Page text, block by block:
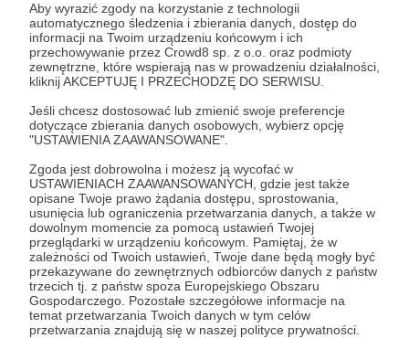
Aby wyrazić zgody na korzystanie z technologii
automatycznego śledzenia i zbierania danych, dostęp do
informacji na Twoim urządzeniu końcowym i ich
przechowywanie przez Crowd8 sp. z o.o. oraz podmioty
zewnętrzne, które wspierają nas w prowadzeniu działalności,
kliknij AKCEPTUJĘ I PRZECHODZĘ DO SERWISU.
Jeśli chcesz dostosować lub zmienić swoje preferencje
dotyczące zbierania danych osobowych, wybierz opcję
"USTAWIENIA ZAAWANSOWANE".
Zgoda jest dobrowolna i możesz ją wycofać w
USTAWIENIACH ZAAWANSOWANYCH, gdzie jest także
opisane Twoje prawo żądania dostępu, sprostowania,
usunięcia lub ograniczenia przetwarzania danych, a także w
dowolnym momencie za pomocą ustawień Twojej
przeglądarki w urządzeniu końcowym. Pamiętaj, że w
zależności od Twoich ustawień, Twoje dane będą mogły być
przekazywane do zewnętrznych odbiorców danych z państw
trzecich tj. z państw spoza Europejskiego Obszaru
Gospodarczego. Pozostałe szczegółowe informacje na
temat przetwarzania Twoich danych w tym celów
przetwarzania znajdują się w naszej polityce prywatności.
* Zapoznałem się i akceptujęRegulaminserwisu oraz
* Wyrażam zgodę na przetwarzanie moich danych
osobowych podanych w formularzu rejestracyjnym w celu
prawidłowego świadczenia usług serwisu Patronite.
Wyrażam zgodę na otrzymywanie drogą elektroniczną
informacji handlowych - newslettera. Opcja ta może zostać
zmieniona w ustawieniach konta.